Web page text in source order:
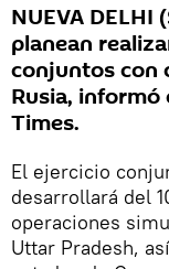
NUEVA
planean
conjuntos con
Rusia, informó
Times.
El ejercicio
desarrollará del
operaciones
Uttar Pradesh,